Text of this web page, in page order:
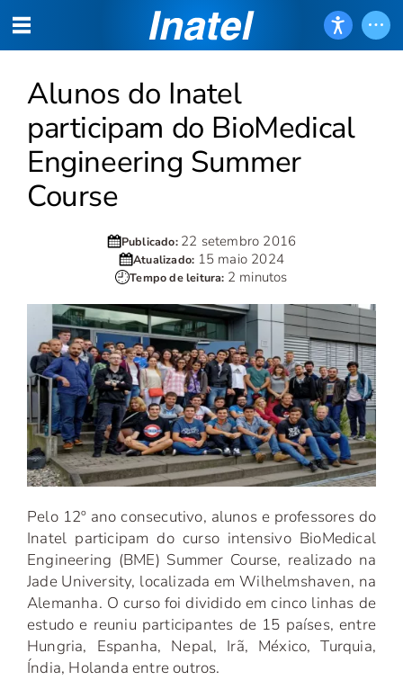
Alunos do Inatel
participam do BioMedical
Engineering Summer
Course
Publicado: 22 setembro 2016
Atualizado: 15 maio 2024
Tempo de leitura: 2 minutos
Pelo 12º ano consecutivo, alunos e professores do
Inatel participam do curso intensivo BioMedical
Engineering (BME) Summer Course, realizado na
Jade University, localizada em Wilhelmshaven, na
Alemanha. O curso foi dividido em cinco linhas de
estudo e reuniu participantes de 15 países, entre
Hungria, Espanha, Nepal, Irã, México, Turquia,
Índia, Holanda entre outros.